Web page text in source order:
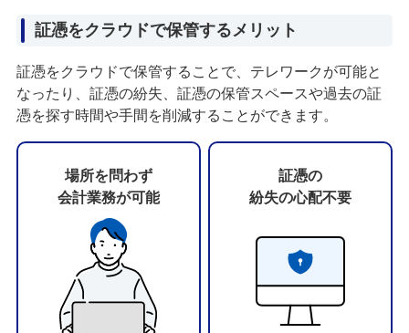
証憑をクラウドで保管するメリット
証憑をクラウドで保管することで、テレワークが可能と
なったり、証憑の紛失、証憑の保管スペースや過去の証
憑を探す時間や手間を削減することができます。
場所を問わず
会計業務が可能
証憑の
紛失の心配不要